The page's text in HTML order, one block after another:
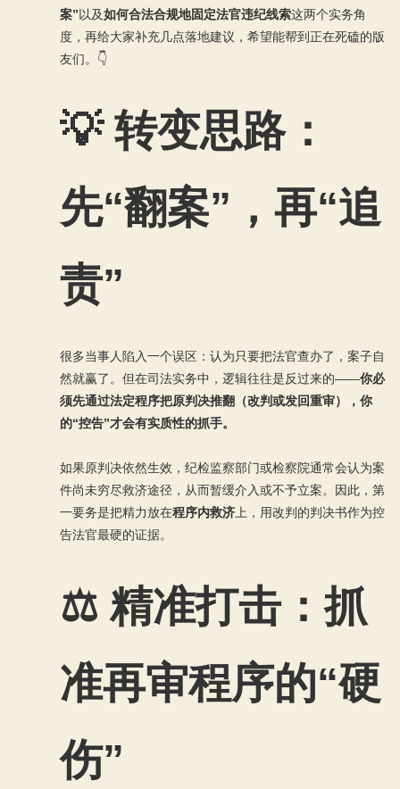
案”以及如何合法合规地固定法官违纪线索这两个实务角
度，再给大家补充几点落地建议，希望能帮到正在死磕的版
友们。👇
💡 转变思路：
先“翻案”，再“追
责”
很多当事人陷入一个误区：认为只要把法官查办了，案子自
然就赢了。但在司法实务中，逻辑往往是反过来的——你必
须先通过法定程序把原判决推翻（改判或发回重审），你
的“控告”才会有实质性的抓手。
如果原判决依然生效，纪检监察部门或检察院通常会认为案
件尚未穷尽救济途径，从而暂缓介入或不予立案。因此，第
一要务是把精力放在程序内救济 上，用改判的判决书作为控
告法官最硬的证据。
⚖️ 精准打击：抓
准再审程序的“硬
伤”